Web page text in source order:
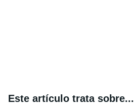
Este artículo trata sobre...